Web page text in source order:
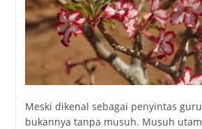
Meski dikenal sebagai penyintas
bukannya tanpa musuh. Musuh